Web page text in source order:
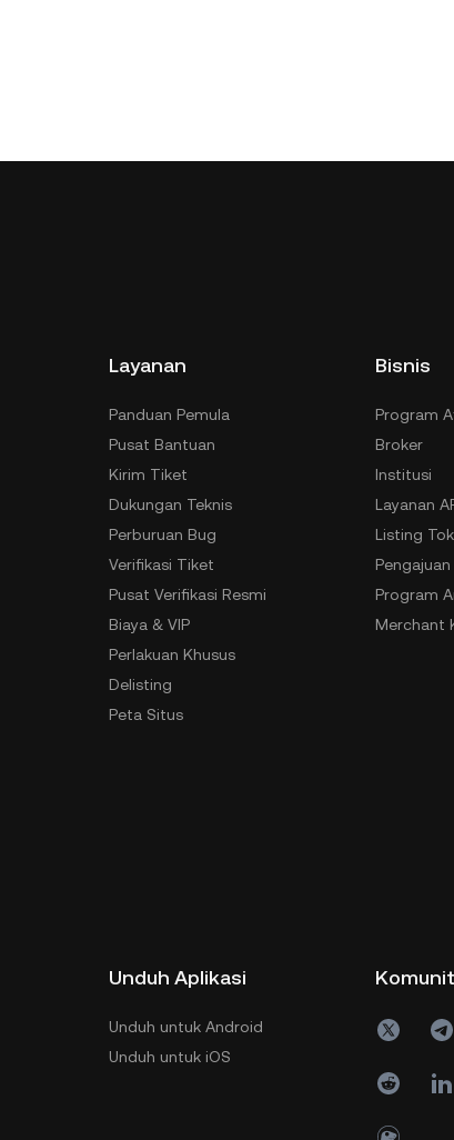
Layanan
Panduan Pemula
Pusat Bantuan
Kirim Tiket
Dukungan Teknis
Perburuan Bug
Verifikasi Tiket
Pusat Verifikasi Resmi
Biaya & VIP
Perlakuan Khusus
Delisting
Peta Situs
Bisnis
Program
Broker
Institusi
Layanan
Listing
Program
Merchant
Unduh Aplikasi
Unduh untuk Android
Unduh untuk iOS